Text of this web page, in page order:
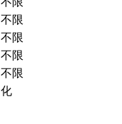
不限
不限
不限
不限
化